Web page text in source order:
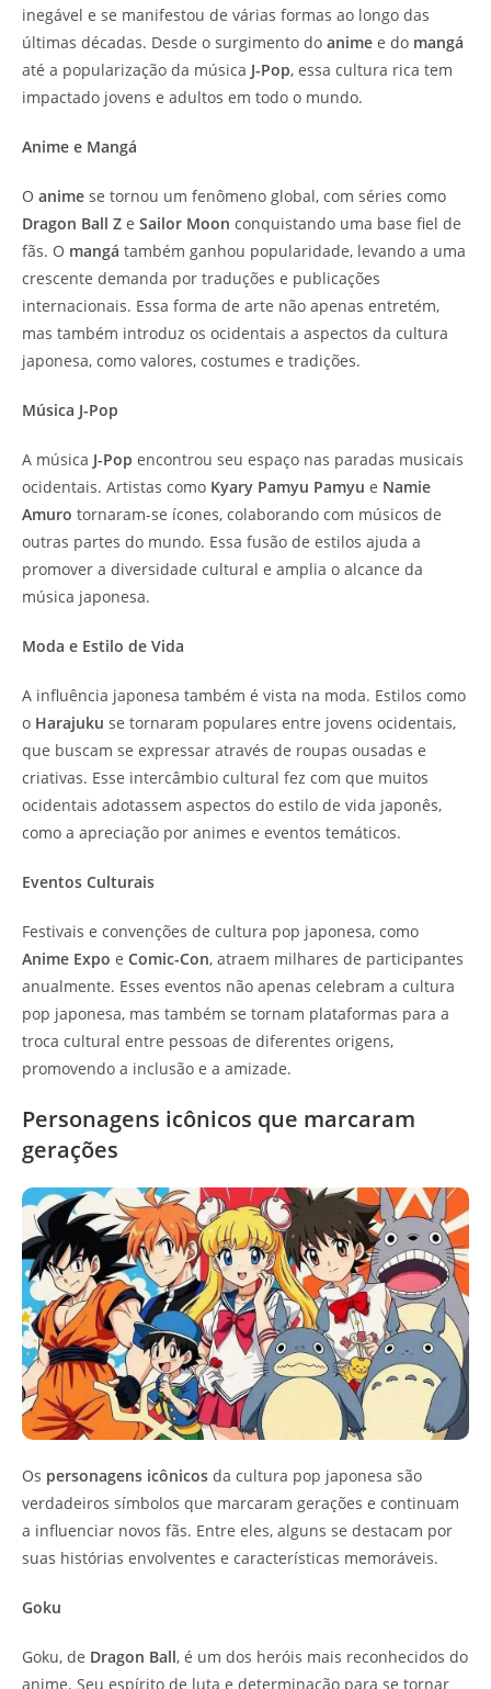
inegável e se manifestou de várias formas ao longo das
últimas décadas. Desde o surgimento do anime e do mangá
até a popularização da música J-Pop, essa cultura rica tem
impactado jovens e adultos em todo o mundo.
Anime e Mangá
O anime se tornou um fenômeno global, com séries como
Dragon Ball Z e Sailor Moon conquistando uma base fiel de
fãs. O mangá também ganhou popularidade, levando a uma
crescente demanda por traduções e publicações
internacionais. Essa forma de arte não apenas entretém,
mas também introduz os ocidentais a aspectos da cultura
japonesa, como valores, costumes e tradições.
Música J-Pop
A música J-Pop encontrou seu espaço nas paradas musicais
ocidentais. Artistas como Kyary Pamyu Pamyu e Namie
Amuro tornaram-se ícones, colaborando com músicos de
outras partes do mundo. Essa fusão de estilos ajuda a
promover a diversidade cultural e amplia o alcance da
música japonesa.
Moda e Estilo de Vida
A influência japonesa também é vista na moda. Estilos como
o Harajuku se tornaram populares entre jovens ocidentais,
que buscam se expressar através de roupas ousadas e
criativas. Esse intercâmbio cultural fez com que muitos
ocidentais adotassem aspectos do estilo de vida japonês,
como a apreciação por animes e eventos temáticos.
Eventos Culturais
Festivais e convenções de cultura pop japonesa, como
Anime Expo e Comic-Con, atraem milhares de participantes
anualmente. Esses eventos não apenas celebram a cultura
pop japonesa, mas também se tornam plataformas para a
troca cultural entre pessoas de diferentes origens,
promovendo a inclusão e a amizade.
Personagens icônicos que marcaram
gerações
Os personagens icônicos da cultura pop japonesa são
verdadeiros símbolos que marcaram gerações e continuam
a influenciar novos fãs. Entre eles, alguns se destacam por
suas histórias envolventes e características memoráveis.
Goku
Goku, de Dragon Ball, é um dos heróis mais reconhecidos do
anime. Seu espírito de luta e determinação para se tornar